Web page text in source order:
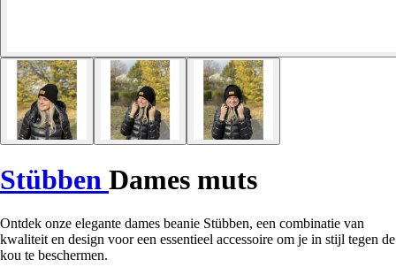
Stübben Dames muts
Ontdek onze elegante dames beanie Stübben, een combinatie van
kwaliteit en design voor een essentieel accessoire om je in stijl tegen de
kou te beschermen.